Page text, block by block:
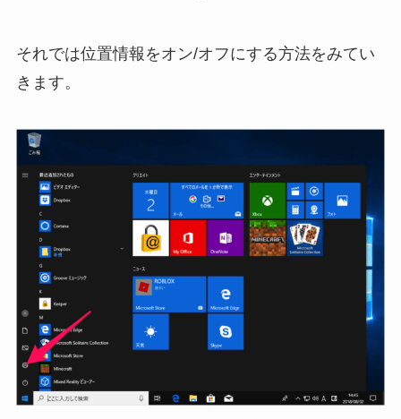
それでは位置情報をオン/オフにする方法をみてい
きます。